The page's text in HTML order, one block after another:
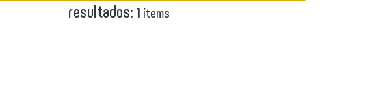
resultados: 1 ítems